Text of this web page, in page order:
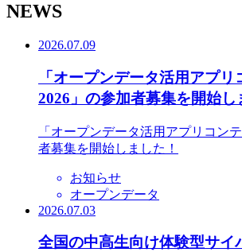
NEWS
2026.07.09
「オープンデータ活用アプリ
2026」の参加者募集を開始し
「オープンデータ活用アプリコン
者募集を開始しました！
お知らせ
オープンデータ
2026.07.03
全国の中高生向け体験型サイ